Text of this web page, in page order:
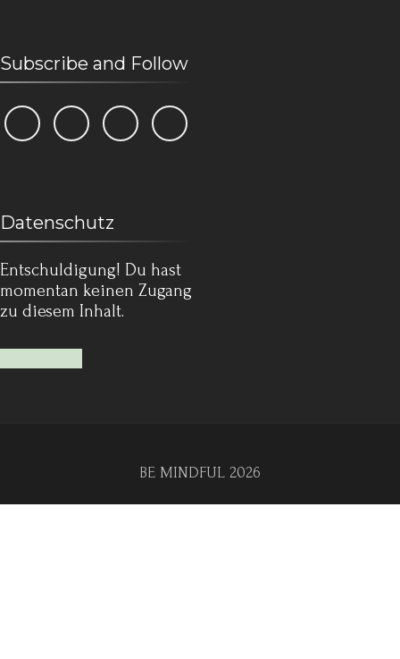
Subscribe and Follow
Datenschutz
Entschuldigung! Du hast
momentan keinen Zugang
zu diesem Inhalt.
BE MINDFUL 2026